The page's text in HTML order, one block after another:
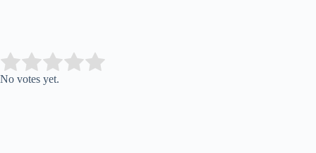
Rate this item:
No votes yet.